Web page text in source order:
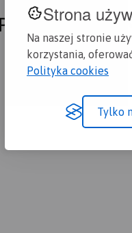
Strona
Na naszej stronie
korzystania,
Polityka cookies
Tylko
CI SIĘ